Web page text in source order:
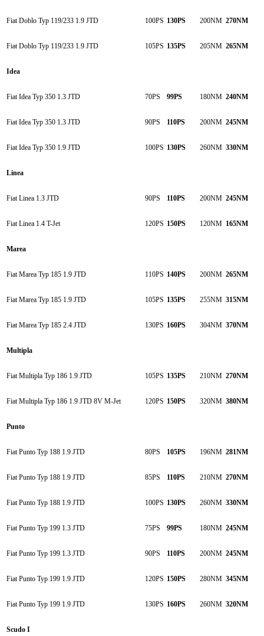
Fiat Doblo Typ 119/233 1.9 JTD 100PS 130PS 200NM 270NM
Fiat Doblo Typ 119/233 1.9 JTD 105PS 135PS 205NM 265NM
Idea
Fiat Idea Typ 350 1.3 JTD 70PS 99PS 180NM 240NM
Fiat Idea Typ 350 1.3 JTD 90PS 110PS 200NM 245NM
Fiat Idea Typ 350 1.9 JTD 100PS 130PS 260NM 330NM
Linea
Fiat Linea 1.3 JTD 90PS 110PS 200NM 245NM
Fiat Linea 1.4 T-Jet 120PS 150PS 120NM 165NM
Marea
Fiat Marea Typ 185 1.9 JTD 110PS 140PS 200NM 265NM
Fiat Marea Typ 185 1.9 JTD 105PS 135PS 255NM 315NM
Fiat Marea Typ 185 2.4 JTD 130PS 160PS 304NM 370NM
Multipla
Fiat Multipla Typ 186 1.9 JTD 105PS 135PS 210NM 270NM
Fiat Multipla Typ 186 1.9 JTD 8V M-Jet 120PS 150PS 320NM 380NM
Punto
Fiat Punto Typ 188 1.9 JTD 80PS 105PS 196NM 281NM
Fiat Punto Typ 188 1.9 JTD 85PS 110PS 210NM 270NM
Fiat Punto Typ 188 1.9 JTD 100PS 130PS 260NM 330NM
Fiat Punto Typ 199 1.3 JTD 75PS 99PS 180NM 245NM
Fiat Punto Typ 199 1.3 JTD 90PS 110PS 200NM 245NM
Fiat Punto Typ 199 1.9 JTD 120PS 150PS 280NM 345NM
Fiat Punto Typ 199 1.9 JTD 130PS 160PS 260NM 320NM
Scudo I